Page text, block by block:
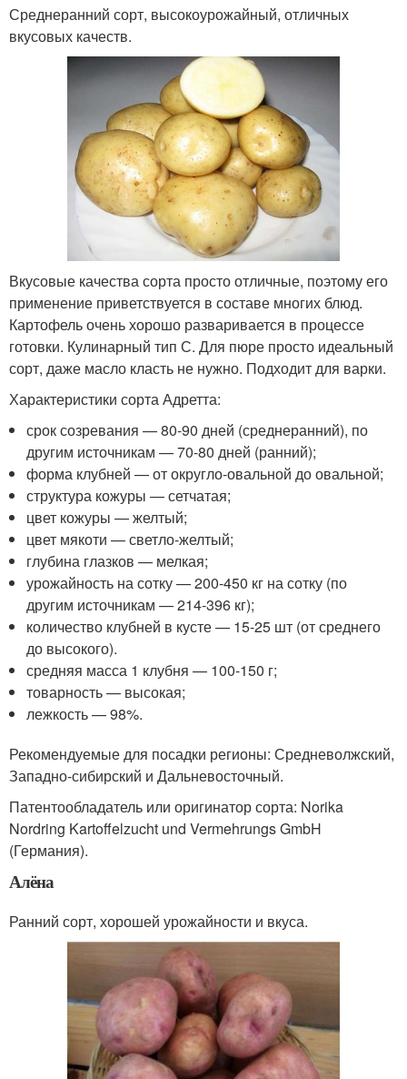
Среднеранний сорт, высокоурожайный, отличных
вкусовых качеств.
Вкусовые качества сорта просто отличные, поэтому его
применение приветствуется в составе многих блюд.
Картофель очень хорошо разваривается в процессе
готовки. Кулинарный тип С. Для пюре просто идеальный
сорт, даже масло класть не нужно. Подходит для варки.
Характеристики сорта Адретта:
срок созревания — 80-90 дней (среднеранний), по
другим источникам — 70-80 дней (ранний);
форма клубней — от округло-овальной до овальной;
структура кожуры — сетчатая;
цвет кожуры — желтый;
цвет мякоти — светло-желтый;
глубина глазков — мелкая;
урожайность на сотку — 200-450 кг на сотку (по
другим источникам — 214-396 кг);
количество клубней в кусте — 15-25 шт (от среднего
до высокого).
средняя масса 1 клубня — 100-150 г;
товарность — высокая;
лежкость — 98%.
Рекомендуемые для посадки регионы: Средневолжский,
Западно-сибирский и Дальневосточный.
Патентообладатель или оригинатор сорта: Norika
Nordring Kartoffelzucht und Vermehrungs GmbH
(Германия).
Алёна
Ранний сорт, хорошей урожайности и вкуса.